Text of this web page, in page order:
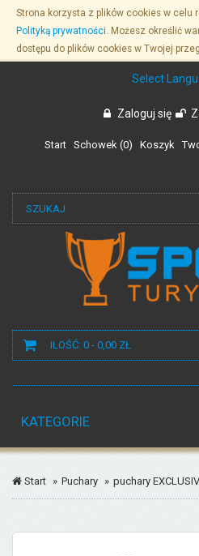
Przejdź
treści
Strona korzysta z plików cookies w celu
Polityką prywatności. Możesz określić
dostępu do plików cookies w Twojej
Select
Zaloguj się
Start Schowek (0) Koszyk
ILOŚĆ: 0 - 0,00 ZŁ
KATEGORIE
Start Puchary puchary